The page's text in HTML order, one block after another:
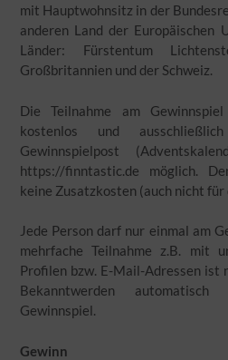
mit Hauptwohnsitz in der
anderen Land der Europäischen
Länder: Fürstentum
Großbritannien und der Schweiz.
Die Teilnahme am
kostenlos und
Gewinnspielpost
https://finntastic.de möglich.
keine Zusatzkosten (auch nicht für
Jede Person darf nur einmal am
mehrfache Teilnahme z.B. mit
Profilen bzw. E-Mail-Adressen ist
Bekanntwerden
Gewinnspiel.
Gewinn